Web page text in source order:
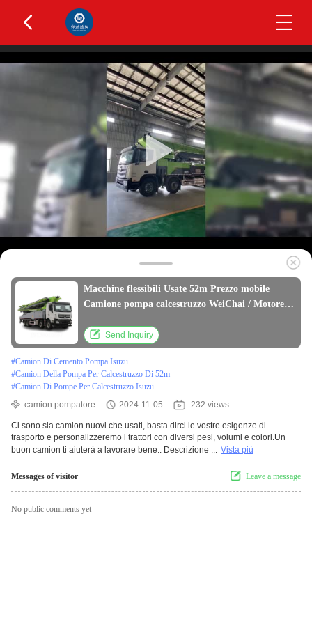
Macchine flessibili Usate 52m Prezzo mobile
Camione pompa calcestruzzo WeiChai / Motore
Send Inquiry
#Camion Di Cemento Pompa Isuzu
#Camion Della Pompa Per Calcestruzzo Di 52m
#Camion Di Pompe Per Calcestruzzo Isuzu
camion pompatore
2024-11-05 232 views
Ci sono sia camion nuovi che usati, basta dirci le vostre esigenze di
trasporto e personalizzeremo i trattori con diversi pesi, volumi e colori.Un
buon camion ti aiuterà a lavorare bene.. Descrizione ... Vista più
Messages of visitor Leave a message
No public comments yet